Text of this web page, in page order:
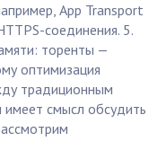
App Transport
соединения. 5.
торенты —
оптимизация
традиционным
смысл обсудить